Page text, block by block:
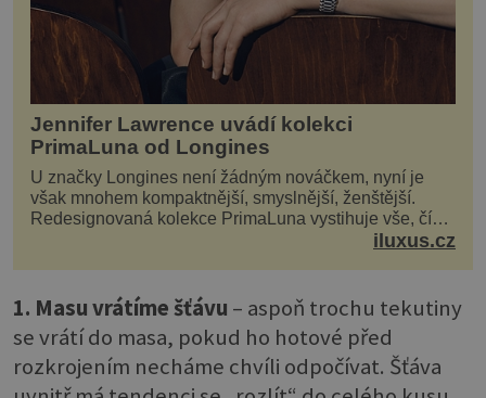
Jennifer Lawrence uvádí kolekci
PrimaLuna od Longines
U značky Longines není žádným nováčkem, nyní je
však mnohem kompaktnější, smyslnější, ženštější.
Redesignovaná kolekce PrimaLuna vystihuje vše, čím
je značka Longines dnes a čím byla i před sto dvacet...
iluxus.cz
1. Masu vrátíme šťávu – aspoň trochu tekutiny
se vrátí do masa, pokud ho hotové před
rozkrojením necháme chvíli odpočívat. Šťáva